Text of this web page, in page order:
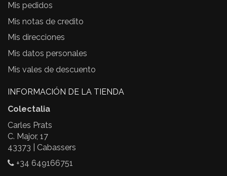
Mis pedidos
Mis notas de credito
Mis direcciones
Mis datos personales
Mis vales de descuento
INFORMACIÓN DE LA TIENDA
Colectalia
Carles Prats
C. Major, 17
43373 | Cabassers
+34 649166751